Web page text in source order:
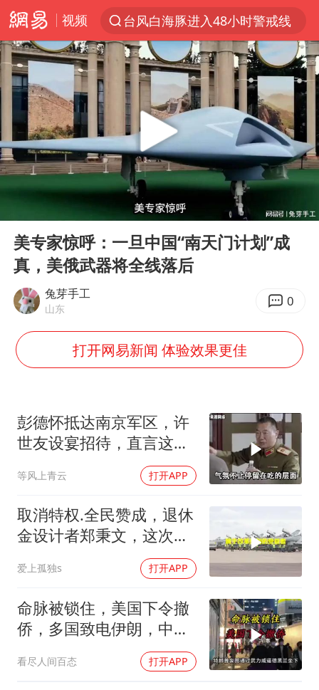
视频
台风白海豚进入48小时警戒线
以“新”破局 首发经济点亮城市消费活力
佛得角门将亮相智利俱乐部主场
中方回应是否在太平洋海底开采稀土
宇树科技发行价格150.80元/股
看守所辅警收受10万获刑1年
宇树科技王兴兴身家有望超200亿元
五粮液渠道价一箱上涨近百元
CIA被曝已秘密设立古巴工作组
U17国足1分钟轰2球
泰国一女公务员妆容引争议 本人回应
女子利用漏洞0元薅走3000多件家电
贵州轮胎子公司获美国退税8136万
东方甄选被判赔偿江小白30万元
奋进开新局 实干挑大梁
Play
00:00
美专家惊呼：一旦中国“南天门计划”成
真，美俄武器将全线落后
兔芽手工
山东 0
打开网易新闻 体验效果更佳
彭德怀抵达南京军区，许
世友设宴招待，直言这是
等风上青云 打开APP
取消特权.全民赞成，退休
金设计者郑秉文，这次站
爱上孤独s 打开APP
命脉被锁住，美国下令撤
侨，多国致电伊朗，中国
看尽人间百态 打开APP